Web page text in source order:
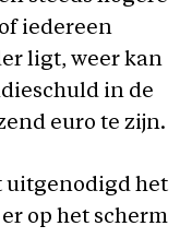
iedereen
ligt, weer kan
in de
euro te zijn.
uitgenodigd het
op het scherm